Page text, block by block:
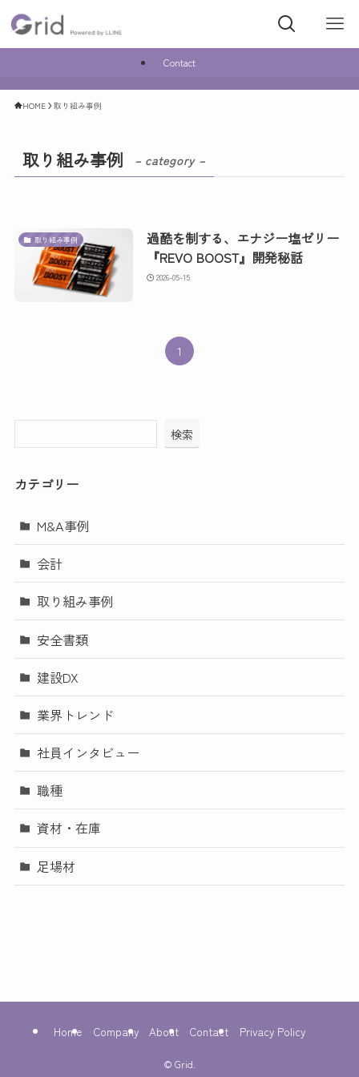
Contact
HOME 取り組み事例
取り組み事例 – category –
取り組み事例
過酷を制する、エナジー塩ゼリー
『REVO BOOST』開発秘話
2026-05-15
1
検索
カテゴリー
M&A事例
会計
取り組み事例
安全書類
建設DX
業界トレンド
社員インタビュー
職種
資材・在庫
足場材
Home Company About Contact Privacy Policy
© Grid.